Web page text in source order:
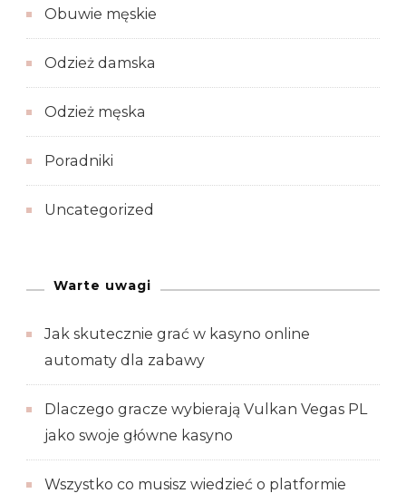
Obuwie męskie
Odzież damska
Odzież męska
Poradniki
Uncategorized
Warte uwagi
Jak skutecznie grać w kasyno online
automaty dla zabawy
Dlaczego gracze wybierają Vulkan Vegas PL
jako swoje główne kasyno
Wszystko co musisz wiedzieć o platformie